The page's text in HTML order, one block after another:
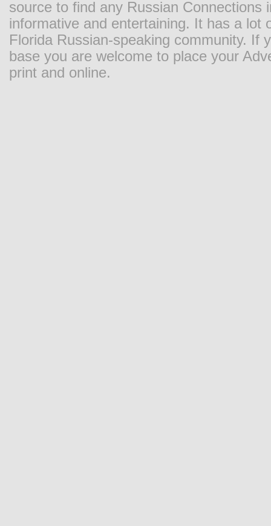
source to find any Russian
informative and entertaining. It has a
Florida Russian-speaking community. If
base you are welcome to place your
print and online.